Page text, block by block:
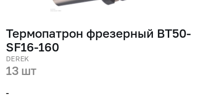
Термопатрон фрезерный BT50-
SF16-160
DEREK
13 шт
-